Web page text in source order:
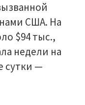
США. На
$94 тыс.,
недели на
сутки —